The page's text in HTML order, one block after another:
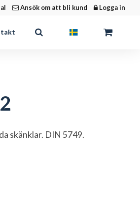
Ansök om att bli kund Logga in
skänklar. DIN 5749.